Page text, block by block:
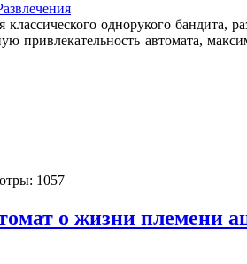
однорукого бандита,
привлекательность автомата,
1057
о жизни племени